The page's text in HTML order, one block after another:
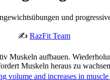
und
✍️ RazFit Team
Muskeln aufbauen.
Muskeln heraus zu
volume and increases in